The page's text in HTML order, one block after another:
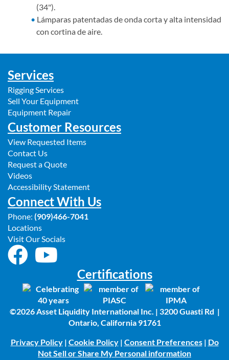
(34").
Lámparas patentadas de onda corta y alta intensidad
con cortina de aire.
Services
Rigging Services
Sell Your Equipment
Equipment Repair
Customer Resources
View Requested Items
Contact Us
Request a Quote
Videos
Accessibility Statement
Connect With Us
Phone: (909)466-7041
Locations
Visit Our Socials
Certifications
©2026 Asset Liquidity International Inc. | 3200 Guasti Rd |
Ontario, California 91761
Privacy Policy| Cookie Policy| Consent Preferences| Do
Not Sell or Share My Personal information